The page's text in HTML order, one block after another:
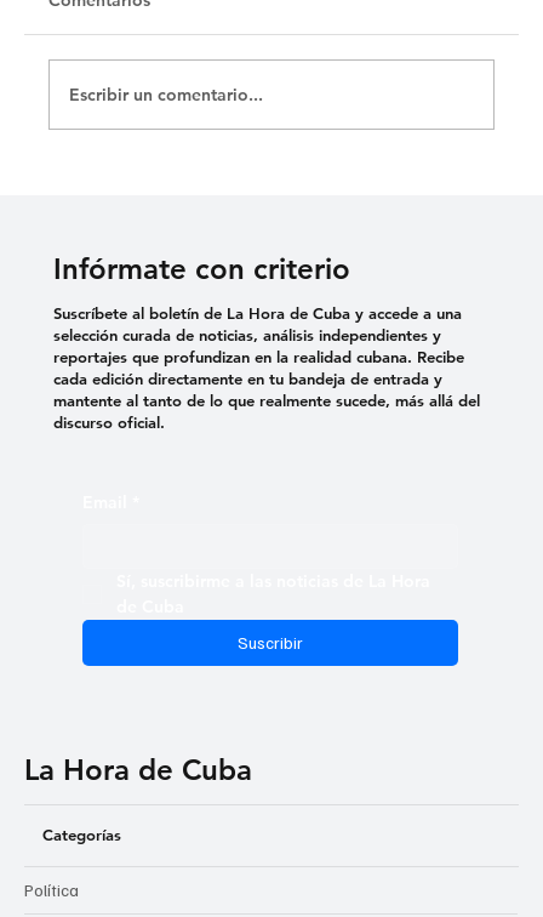
Escribir un comentario...
Infórmate con criterio
Suscribir
Suscríbete al boletín de La Hora de Cuba y accede a una
selección curada de noticias, análisis independientes y
reportajes que profundizan en la realidad cubana. Recibe
cada edición directamente en tu bandeja de entrada y
mantente al tanto de lo que realmente sucede, más allá del
discurso oficial.
La Hora de Cuba
Categorías
Política